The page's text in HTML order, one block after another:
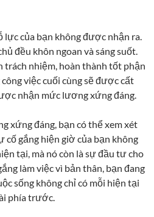
của bạn không được nhận ra.
đều khôn ngoan và sáng suốt.
nhiệm, hoàn thành tốt phận
việc cuối cùng sẽ được cất
nhận mức lương xứng đáng.
xứng đáng, bạn có thể xem xét
cố gắng hiện giờ của bạn không
tại, mà nó còn là sự đầu tư cho
làm việc vì bản thân, bạn đang
sống không chỉ có mỗi hiện tại
phía trước.